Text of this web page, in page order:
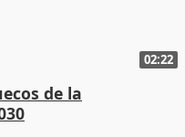
02:22
de la